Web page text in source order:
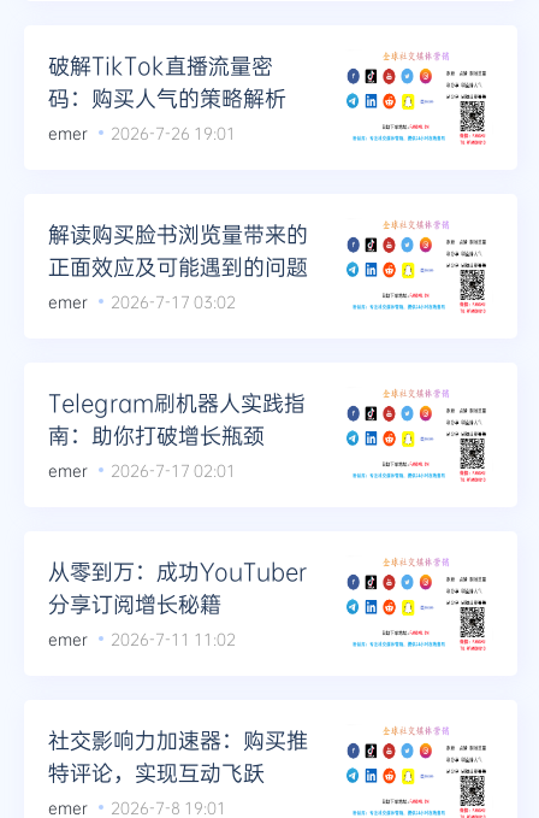
破解TikTok直播流量密
码：购买人气的策略解析
emer 2026-7-26 19:01
解读购买脸书浏览量带来的
正面效应及可能遇到的问题
emer 2026-7-17 03:02
Telegram刷机器人实践指
南：助你打破增长瓶颈
emer 2026-7-17 02:01
从零到万：成功YouTuber
分享订阅增长秘籍
emer 2026-7-11 11:02
社交影响力加速器：购买推
特评论，实现互动飞跃
emer 2026-7-8 19:01